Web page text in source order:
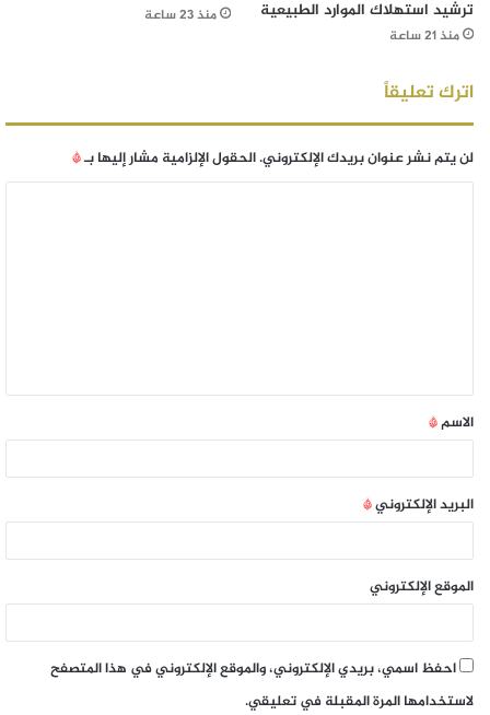
ترشيد استهلاك الموارد الطبيعية
منذ 21 ساعة
منذ 23 ساعة
اترك تعليقاً
لن يتم نشر عنوان بريدك الإلكتروني.الحقول الإلزامية مشار إليها بـ*
الاسم*
البريد الإلكتروني*
الموقع الإلكتروني
احفظ اسمي، بريدي الإلكتروني، والموقع الإلكتروني في هذا المتصفح
لاستخدامها المرة المقبلة في تعليقي.